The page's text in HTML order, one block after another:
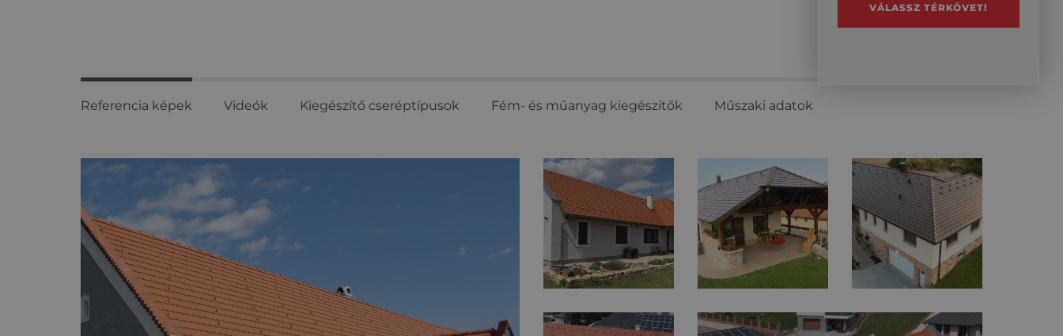
Referencia képek Videók Kiegészítő cseréptípusok Fém- és műanyag kiegészítők Műszaki adatok
képek
VÁLASSZ TÉRKÖVET!